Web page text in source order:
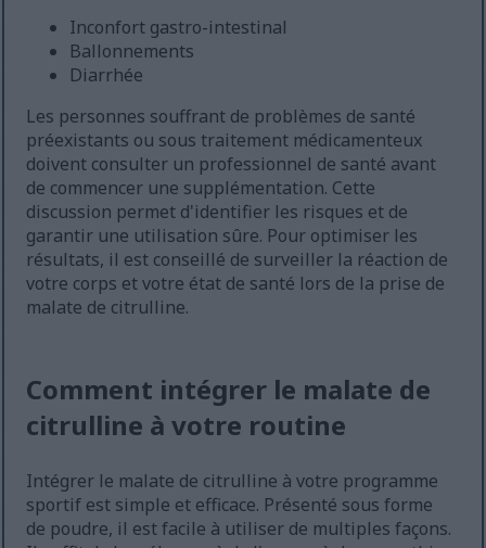
Inconfort gastro-intestinal
Ballonnements
Diarrhée
Les personnes souffrant de problèmes de santé
préexistants ou sous traitement médicamenteux
doivent consulter un professionnel de santé avant
de commencer une supplémentation. Cette
discussion permet d'identifier les risques et de
garantir une utilisation sûre. Pour optimiser les
résultats, il est conseillé de surveiller la réaction de
votre corps et votre état de santé lors de la prise de
malate de citrulline.
Comment intégrer le malate de
citrulline à votre routine
Intégrer le malate de citrulline à votre programme
sportif est simple et efficace. Présenté sous forme
de poudre, il est facile à utiliser de multiples façons.